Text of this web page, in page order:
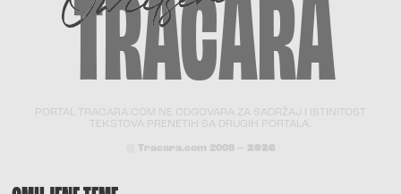
PORTAL TRACARA.COM NE ODGOVARA ZA SADRŽAJ I ISTINITOST
TEKSTOVA PRENETIH SA DRUGIH PORTALA.
© Tracara.com 2008 – 2026